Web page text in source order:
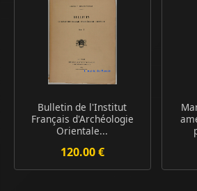
Bulletin de l'Institut
Français d'Archéologie
Orientale...
120.00 €